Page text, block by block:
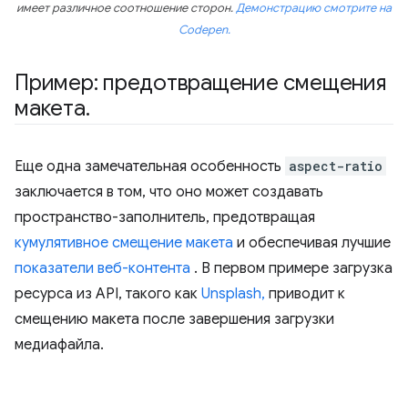
имеет различное соотношение сторон.Демонстрацию смотрите на
Codepen.
Пример: предотвращение смещения
макета.
Еще одна замечательная особенность aspect-ratio
заключается в том, что оно может создавать
пространство-заполнитель, предотвращая
кумулятивное смещение макета и обеспечивая лучшие
показатели веб-контента . В первом примере загрузка
ресурса из API, такого как Unsplash, приводит к
смещению макета после завершения загрузки
медиафайла.